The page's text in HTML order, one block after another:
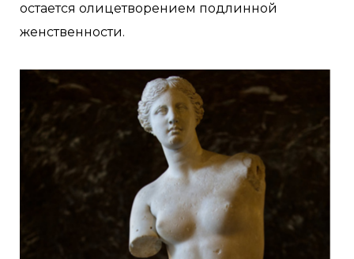
остается олицетворением подлинной
женственности.